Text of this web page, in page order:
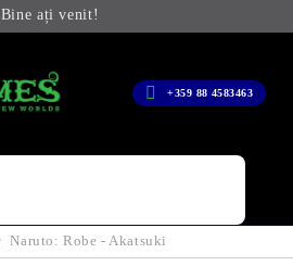
Bine ați venit!
+359 88 4583463
Naruto: Robe - Akatsuki